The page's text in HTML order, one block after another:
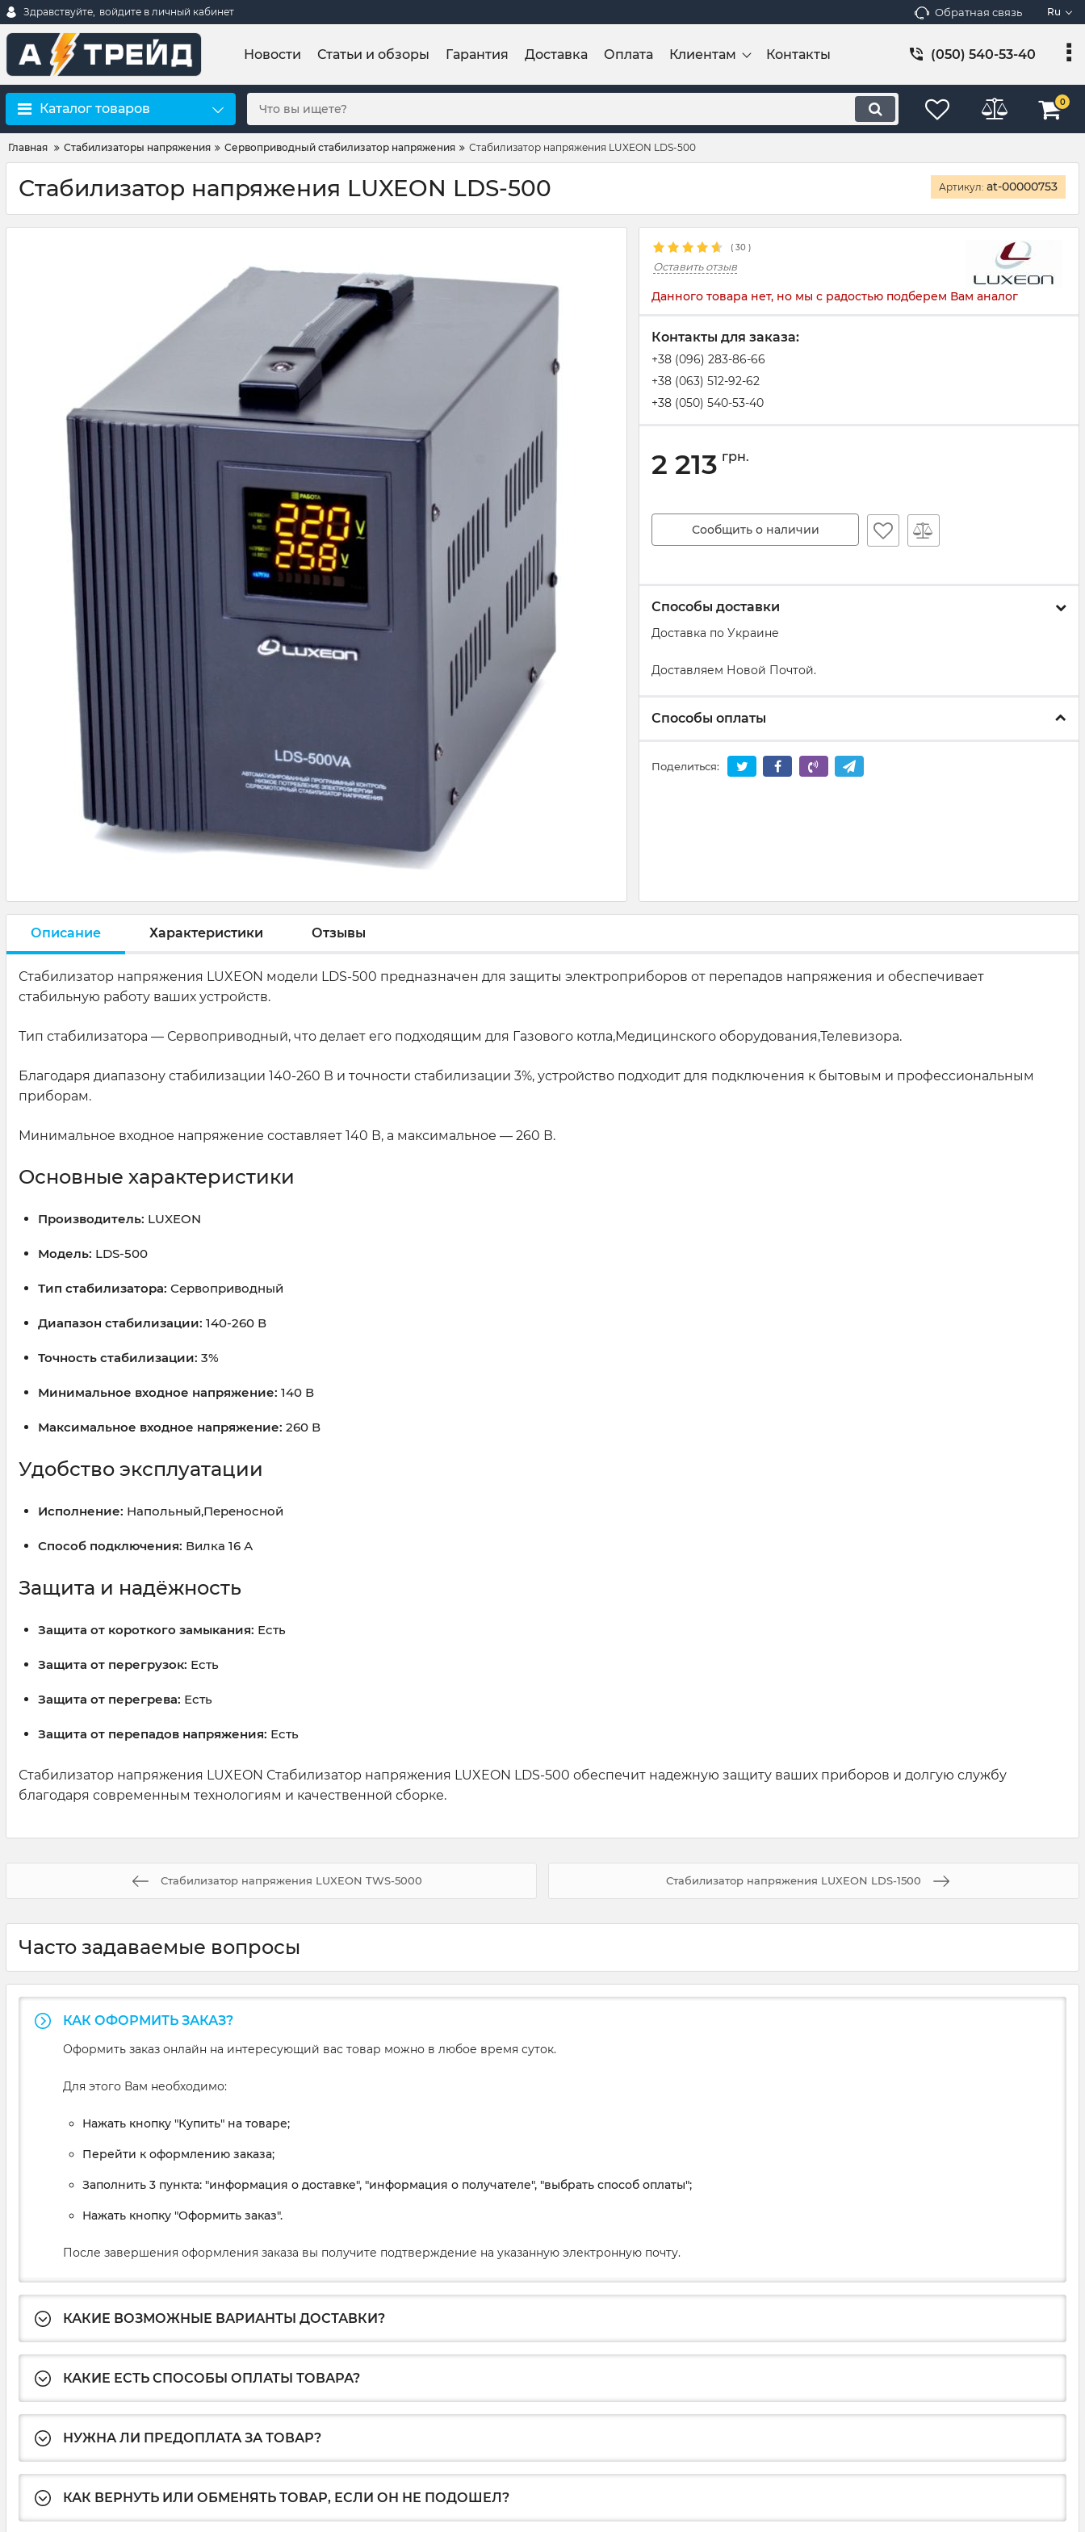
Здравствуйте, войдите в личный кабинет Обратная связь Ru
Новости Статьи и обзоры Гарантия Доставка Оплата Клиентам Контакты (050) 540-53-40
Каталог товаров 0
Главная Стабилизаторы напряжения Сервоприводный стабилизатор напряжения Стабилизатор напряжения LUXEON LDS-500
Стабилизатор напряжения LUXEON LDS-500 Артикул: at-00000753
( 30 )
Оставить отзыв
Данного товара нет, но мы с радостью подберем Вам аналог
Контакты для заказа:
+38 (096) 283-86-66
+38 (063) 512-92-62
+38 (050) 540-53-40
2 213 грн.
Сообщить о наличии
Способы доставки
Доставка по Украине
Доставляем Новой Почтой.
Способы оплаты
Поделиться:
Описание Характеристики Отзывы
Стабилизатор напряжения LUXEON модели LDS-500 предназначен для защиты электроприборов от перепадов напряжения и обеспечивает
стабильную работу ваших устройств.
Тип стабилизатора — Сервоприводный, что делает его подходящим для Газового котла,Медицинского оборудования,Телевизора.
Благодаря диапазону стабилизации 140-260 В и точности стабилизации 3%, устройство подходит для подключения к бытовым и профессиональным
приборам.
Минимальное входное напряжение составляет 140 В, а максимальное — 260 В.
Основные характеристики
Производитель: LUXEON
Модель: LDS-500
Тип стабилизатора: Сервоприводный
Диапазон стабилизации: 140-260 В
Точность стабилизации: 3%
Минимальное входное напряжение: 140 В
Максимальное входное напряжение: 260 В
Удобство эксплуатации
Исполнение: Напольный,Переносной
Способ подключения: Вилка 16 А
Защита и надёжность
Защита от короткого замыкания: Есть
Защита от перегрузок: Есть
Защита от перегрева: Есть
Защита от перепадов напряжения: Есть
Стабилизатор напряжения LUXEON Стабилизатор напряжения LUXEON LDS-500 обеспечит надежную защиту ваших приборов и долгую службу
благодаря современным технологиям и качественной сборке.
Стабилизатор напряжения LUXEON TWS-5000 Стабилизатор напряжения LUXEON LDS-1500
Часто задаваемые вопросы
КАК ОФОРМИТЬ ЗАКАЗ?
Оформить заказ онлайн на интересующий вас товар можно в любое время суток.
Для этого Вам необходимо:
Нажать кнопку "Купить" на товаре;
Перейти к оформлению заказа;
Заполнить 3 пункта: "информация о доставке", "информация о получателе", "выбрать способ оплаты";
Нажать кнопку "Оформить заказ".
После завершения оформления заказа вы получите подтверждение на указанную электронную почту.
КАКИЕ ВОЗМОЖНЫЕ ВАРИАНТЫ ДОСТАВКИ?
КАКИЕ ЕСТЬ СПОСОБЫ ОПЛАТЫ ТОВАРА?
НУЖНА ЛИ ПРЕДОПЛАТА ЗА ТОВАР?
КАК ВЕРНУТЬ ИЛИ ОБМЕНЯТЬ ТОВАР, ЕСЛИ ОН НЕ ПОДОШЕЛ?